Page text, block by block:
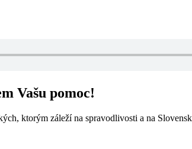
Vašu pomoc!
ktorým záleží na spravodlivosti a na